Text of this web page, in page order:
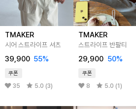
TMAKER
시어 스트라이프 셔츠
39,900 55%
쿠폰
35 5.0 (3)
TMAKER
스트라이프 반팔티
29,900 50%
쿠폰
8 5.0 (1)